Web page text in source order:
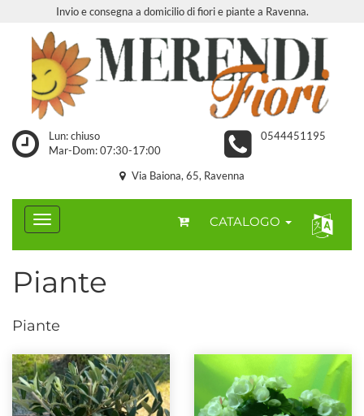
Invio e consegna a domicilio di fiori e piante a Ravenna.
Lun: chiuso
Mar-Dom: 07:30-17:00
0544451195
Via Baiona, 65, Ravenna
CATALOGO
Piante
Piante